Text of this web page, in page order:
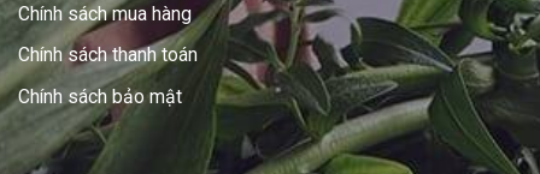
Chính sách mua hàng
Chính sách thanh toán
Chính sách bảo mật